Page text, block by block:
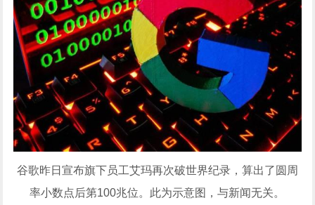
谷歌昨日宣布旗下员工艾玛再次破世界纪录，算出了圆周
率小数点后第100兆位。此为示意图，与新闻无关。